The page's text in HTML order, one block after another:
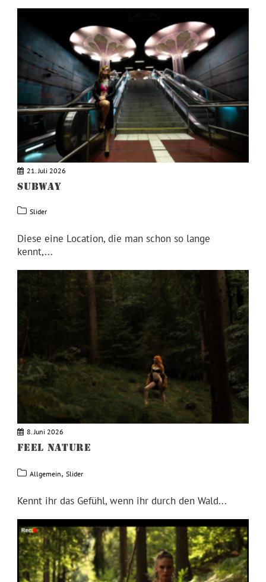
21. Juli 2026
SUBWAY
Slider
Diese eine Location, die man schon so lange
kennt,...
8. Juni 2026
FEEL NATURE
Allgemein,Slider
Kennt ihr das Gefühl, wenn ihr durch den Wald...